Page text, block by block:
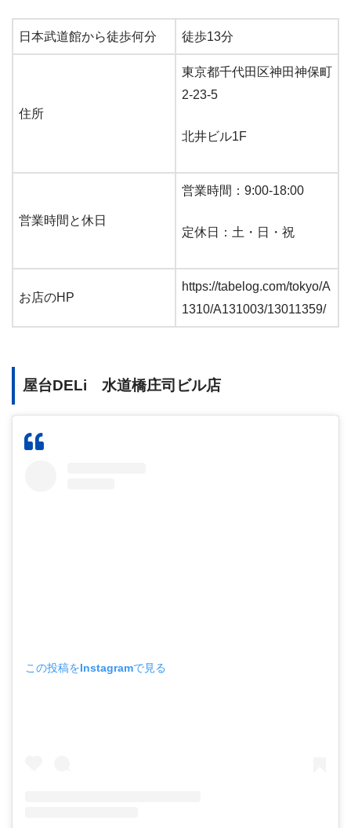
日本武道館から徒歩何分 徒歩13分
住所
東京都千代田区神田神保町
2-23-5
北井ビル1F
営業時間と休日
営業時間：9:00-18:00
定休日：土・日・祝
お店のHP
https://tabelog.com/tokyo/A
1310/A131003/13011359/
屋台DELi 水道橋庄司ビル店
この投稿をInstagramで見る